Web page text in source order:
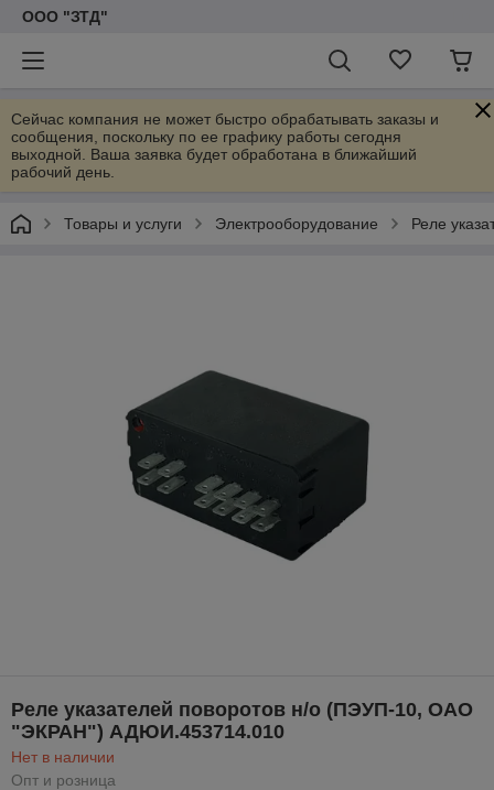
ООО "ЗТД"
Сейчас компания не может быстро обрабатывать заказы и
сообщения, поскольку по ее графику работы сегодня
выходной. Ваша заявка будет обработана в ближайший
рабочий день.
Товары и услуги Электрооборудование Реле
Реле указателей поворотов н/о (ПЭУП-10, ОАО
"ЭКРАН") АДЮИ.453714.010
Нет в наличии
Опт и розница